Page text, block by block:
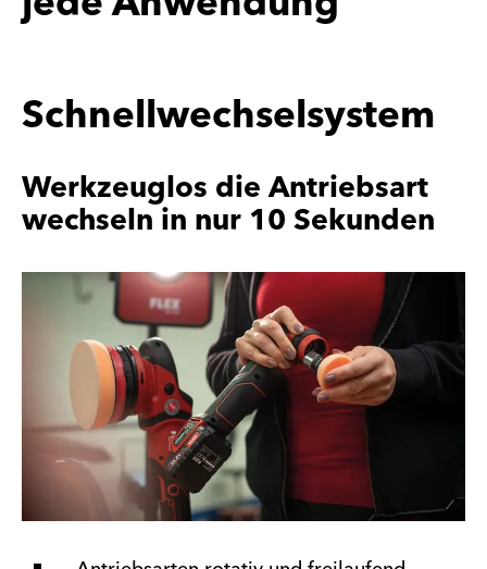
Schnellwechselsystem
Werkzeuglos die Antriebsart
wechseln in nur 10 Sekunden